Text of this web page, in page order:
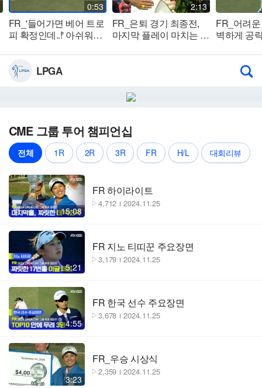
0:53
FR_'들어가면 베어 트로
피 확정인데..!' 아쉬워하
2:13
FR_은퇴 경기 최종전,
마지막 플레이 마치는 렉
FR_어려
벽하게 공
LPGA
CME 그룹 투어 챔피언십
전체 1R 2R 3R FR H/L 대회리뷰
15:08
FR 하이라이트
4,712 2024.11.25
5:21
FR 지노 티띠꾼 주요장면
3,179 2024.11.25
4:55
FR 한국 선수 주요장면
3,678 2024.11.25
3:23
FR_우승 시상식
2,359 2024.11.25